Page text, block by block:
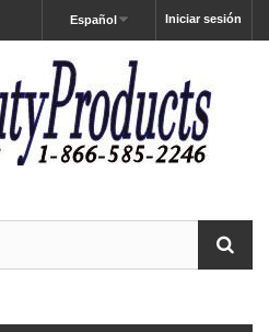
Iniciar sesión
Español